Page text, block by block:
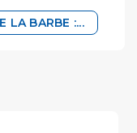
LA BARBE :...